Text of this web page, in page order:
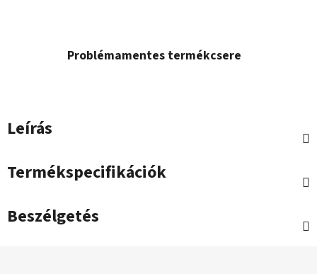
Problémamentes termékcsere
Leírás
Termékspecifikációk
Beszélgetés